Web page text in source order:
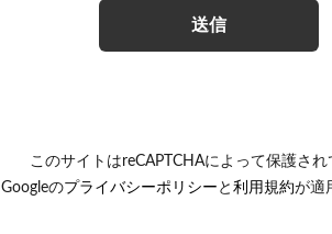
このサイトはreCAPTCHAによって保護され
Googleのプライバシーポリシー と 利用規約が適